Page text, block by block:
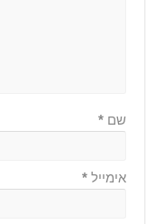
שם *
אימייל *